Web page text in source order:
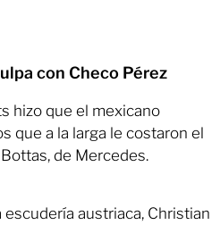
con Checo Pérez
hizo que el mexicano
que a la larga le costaron el
de Mercedes.
austriaca, Christian